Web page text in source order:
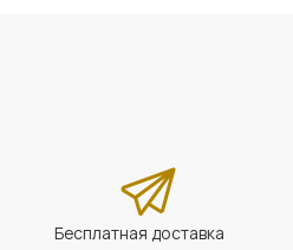
Бесплатная доставка